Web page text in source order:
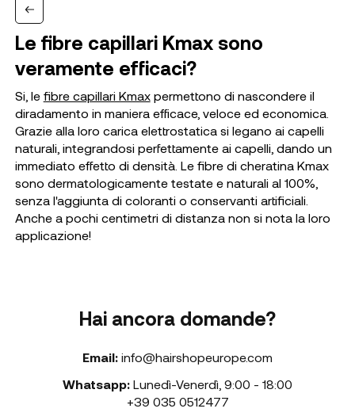
Le fibre capillari Kmax sono
veramente efficaci?
Si, le fibre capillari Kmaxpermettono di nascondere il
diradamento in maniera efficace, veloce ed economica.
Grazie alla loro carica elettrostatica si legano ai capelli
naturali, integrandosi perfettamente ai capelli, dando un
immediato effetto di densità. Le fibre di cheratina Kmax
sono dermatologicamente testate e naturali al 100%,
senza l'aggiunta di coloranti o conservanti artificiali.
Anche a pochi centimetri di distanza non si nota la loro
applicazione!
Hai ancora domande?
Email: info@hairshopeurope.com
Whatsapp: Lunedì-Venerdì 9:00 - 18:00
+39 035 0512477